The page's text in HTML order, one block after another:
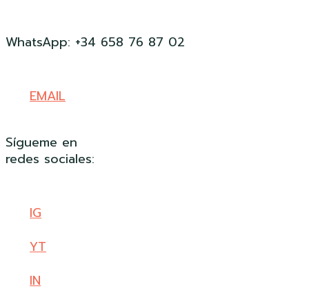
WhatsApp: +34 658 76 87 02
EMAIL
Sígueme en
redes sociales:
IG
YT
IN